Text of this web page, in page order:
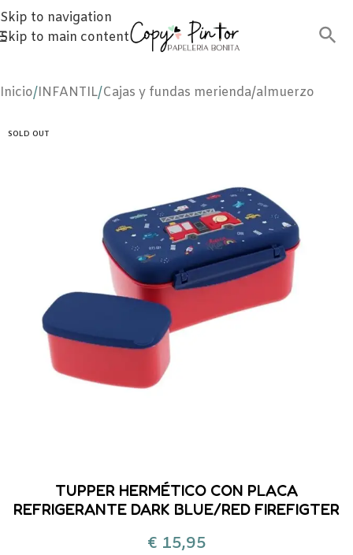
Skip to navigation
Skip to main content
Inicio/INFANTIL/Cajas y fundas merienda/almuerzo
SOLD OUT
TUPPER HERMÉTICO CON PLACA
REFRIGERANTE DARK BLUE/RED FIREFIGTER
€15,95